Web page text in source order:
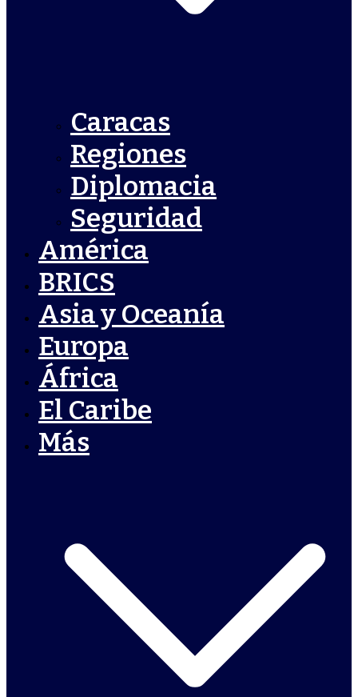
Caracas
Regiones
Diplomacia
Seguridad
América
BRICS
Asia y Oceanía
Europa
África
El Caribe
Más